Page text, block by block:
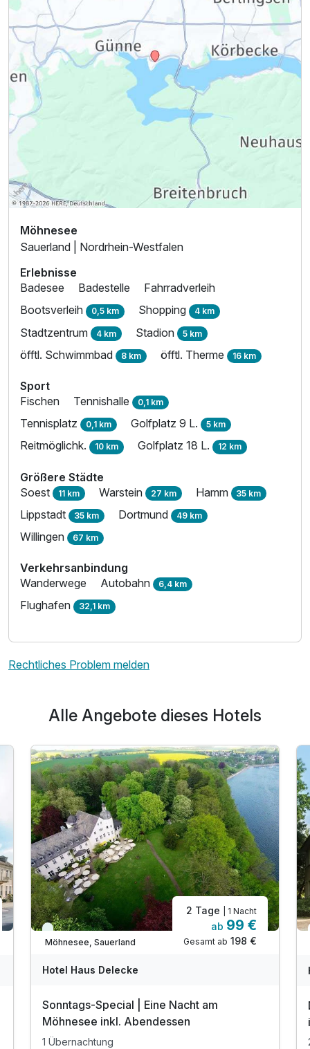
Möhnesee
Sauerland | Nordrhein-Westfalen
Erlebnisse
Badesee
Badestelle
Fahrradverleih
Bootsverleih 0,5 km Shopping 4 km
Stadtzentrum 4 km Stadion 5 km
öfftl. Schwimmbad 8 km öfftl. Therme 16 km
Sport
Fischen
Tennishalle 0,1 km
Tennisplatz 0,1 km Golfplatz 9 L. 5 km
Reitmöglichk. 10 km Golfplatz 18 L. 12 km
Größere Städte
Soest 11 km Warstein 27 km Hamm 35 km
Lippstadt 35 km Dortmund 49 km
Willingen 67 km
Verkehrsanbindung
Wanderwege
Autobahn 6,4 km
Flughafen 32,1 km
Rechtliches Problem melden
Alle Angebote dieses Hotels
Immer verfügbar
Möhnesee, Sauerland
2 Tage | 1 Nacht
ab 99 €
Gesamt ab 198 €
Hotel Haus Delecke
Sonntags-Special | Eine Nacht am
Möhnesee inkl. Abendessen
1 Übernachtung